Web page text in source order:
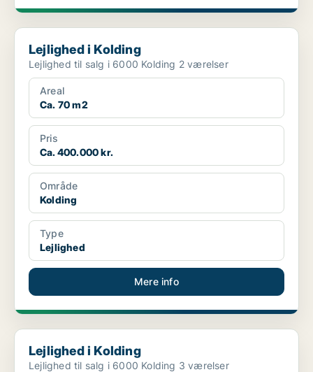
Lejlighed i Kolding
Lejlighed i Kolding
Lejlighed til salg i 6000 Kolding 2 værelser
Areal
Ca. 70 m2
Pris
Ca. 400.000 kr.
Område
Kolding
Type
Lejlighed
Mere info
Lejlighed i Kolding
Lejlighed i Kolding
Lejlighed til salg i 6000 Kolding 3 værelser